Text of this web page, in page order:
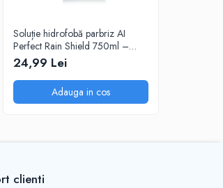
Soluție hidrofobă parbriz AI
Perfect Rain Shield 750ml –
efect anti-ploaie
24,99 Lei
Adauga in cos
clienti